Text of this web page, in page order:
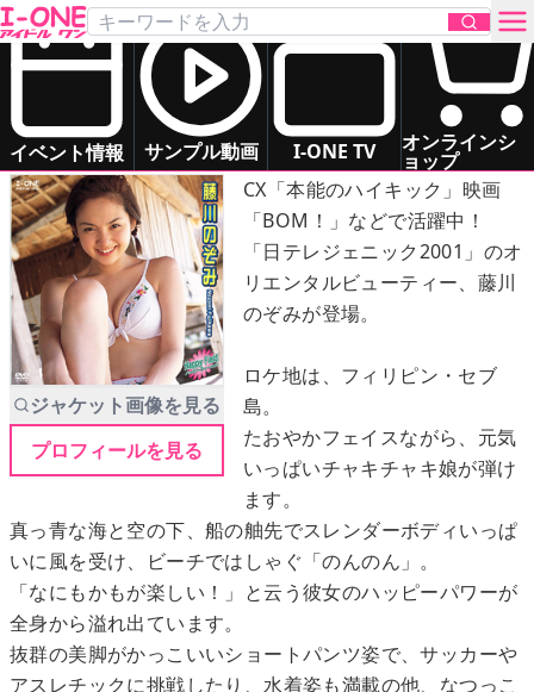
イベント情報 サンプル動画 I-ONE TV オンラインシ
ョップ
お問い合わせ
TOP
DVD
Blu-ray
サンプル動画
イベント情報
アイドル一覧
▶ 発売中
藤川 のぞみ
「Happy Field （ハッピーフィールド）」
ハッピーガールNOZOMIとな・ご・も！
ジャケット画像を見る
プロフィールを見る
CX「本能のハイキック」映画
「BOM！」などで活躍中！
「日テレジェニック2001」のオ
リエンタルビューティー、藤川
のぞみが登場。
ロケ地は、フィリピン・セブ
島。
たおやかフェイスながら、元気
いっぱいチャキチャキ娘が弾け
ます。
真っ青な海と空の下、船の舳先でスレンダーボディいっぱ
いに風を受け、ビーチではしゃぐ「のんのん」。
「なにもかもが楽しい！」と云う彼女のハッピーパワーが
全身から溢れ出ています。
抜群の美脚がかっこいいショートパンツ姿で、サッカーや
アスレチックに挑戦したり、水着姿も満載の他、なつっこ